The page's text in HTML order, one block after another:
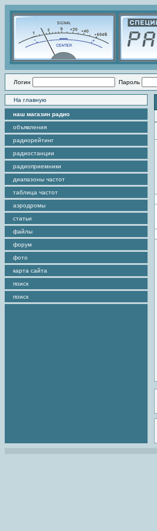
Логин Пароль
На главную
наш магазин радио
объявления
радиорейтинг
радиостанции
радиоприемники
диапазоны частот
таблица частот
аэродромы
статьи
файлы
форум
фото
карта сайта
поиск
поиск